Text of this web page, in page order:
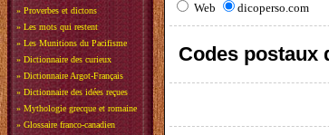
» Proverbes et dictons
» Les mots qui restent
» Les Munitions du Pacifisme
» Dictionnaire des curieux
» Dictionnaire Argot-Français
» Dictionnaire des idées reçues
» Mythologie grecque et romaine
» Glossaire franco-canadien
Web dicoperso.com
Codes postaux